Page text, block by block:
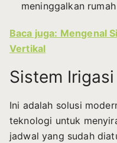
meninggalkan
Baca juga: Mengenal
Vertikal
Sistem
Ini adalah solusi
teknologi untuk
jadwal yang sudah